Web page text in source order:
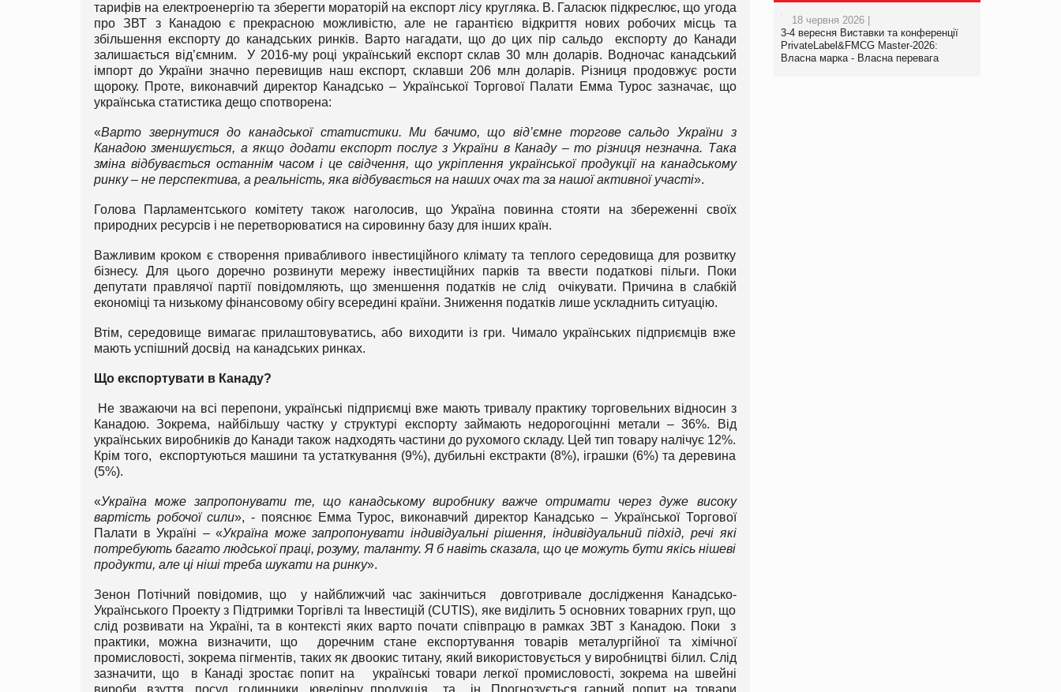
тарифів на електроенергію та зберегти мораторій на експорт лісу кругляка. В. Галасюк підкреслює, що угода
про ЗВТ з Канадою є прекрасною можливістю, але не гарантією відкриття нових робочих місць та
збільшення експорту до канадських ринків. Варто нагадати, що до цих пір сальдо експорту до Канади
залишається від’ємним. У 2016-му році український експорт склав 30 млн доларів. Водночас канадський
імпорт до України значно перевищив наш експорт, склавши 206 млн доларів. Різниця продовжує рости
щороку. Проте, виконавчий директор Канадсько – Української Торгової Палати Емма Турос зазначає, що
українська статистика дещо спотворена:
«Варто звернутися до канадської статистики. Ми бачимо, що від’ємне торгове сальдо України з
Канадою зменшується, а якщо додати експорт послуг з України в Канаду – то різниця незначна. Така
зміна відбувається останнім часом і це свідчення, що укріплення української продукції на канадському
ринку – не перспектива, а реальність, яка відбувається на наших очах та за нашої активної участі».
Голова Парламентського комітету також наголосив, що Україна повинна стояти на збереженні своїх
природних ресурсів і не перетворюватися на сировинну базу для інших країн.
Важливим кроком є створення привабливого інвестиційного клімату та теплого середовища для розвитку
бізнесу. Для цього доречно розвинути мережу інвестиційних парків та ввести податкові пільги. Поки
депутати правлячої партії повідомляють, що зменшення податків не слід очікувати. Причина в слабкій
економіці та низькому фінансовому обігу всередині країни. Зниження податків лише ускладнить ситуацію.
Втім, середовище вимагає прилаштовуватись, або виходити із гри. Чимало українських підприємців вже
мають успішний досвід на канадських ринках.
Що експортувати в Канаду?
Не зважаючи на всі перепони, українські підприємці вже мають тривалу практику торговельних відносин з
Канадою. Зокрема, найбільшу частку у структурі експорту займають недорогоцінні метали – 36%. Від
українських виробників до Канади також надходять частини до рухомого складу. Цей тип товару налічує 12%.
Крім того, експортуються машини та устаткування (9%), дубильні екстракти (8%), іграшки (6%) та деревина
(5%).
«Україна може запропонувати те, що канадському виробнику важче отримати через дуже високу
вартість робочої сили», - пояснює Емма Турос, виконавчий директор Канадсько – Української Торгової
Палати в Україні – «Україна може запропонувати індивідуальні рішення, індивідуальний підхід, речі які
потребують багато людської праці, розуму, таланту. Я б навіть сказала, що це можуть бути якісь нішеві
продукти, але ці ніші треба шукати на ринку».
Зенон Потічний повідомив, що у найближчий час закінчиться довготривале дослідження Канадсько-
Українського Проекту з Підтримки Торгівлі та Інвестицій (CUTIS), яке виділить 5 основних товарних груп, що
слід розвивати на Україні, та в контексті яких варто почати співпрацю в рамках ЗВТ з Канадою. Поки з
практики, можна визначити, що доречним стане експортування товарів металургійної та хімічної
промисловості, зокрема пігментів, таких як двоокис титану, який використовується у виробництві білил. Слід
зазначити, що в Канаді зростає попит на українські товари легкої промисловості, зокрема на швейні
вироби, взуття, посуд, годинники, ювелірну продукція та ін. Прогнозується гарний попит на товари
18 червня 2026 |
3-4 вересня Виставки та конференції
PrivateLabel&FMCG Master-2026:
Власна марка - Власна перевага